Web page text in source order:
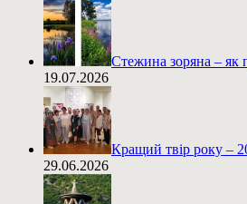
Стежина зоряна – як
19.07.2026
Кращий твір року –
29.06.2026